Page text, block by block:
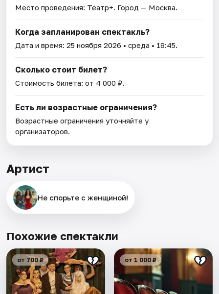
Место проведения: Театр+. Город — Москва.
Когда запланирован спектакль?
Дата и время:25 ноября 2026 • среда • 18:45.
Сколько стоит билет?
Стоимость билета: от 4 000 ₽.
Есть ли возрастные ограничения?
Возрастные ограничения уточняйте у
организаторов.
Артист
Не спорьте с женщиной!
Похожие спектакли
от 700 ₽ от 1 000 ₽